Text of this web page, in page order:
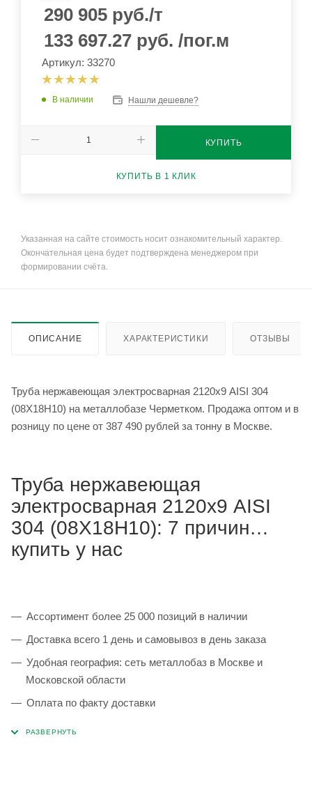
290 905 руб./т
133 697.27 руб. /пог.м
Артикул: 33270
В наличии Нашли дешевле?
КУПИТЬ
КУПИТЬ В 1 КЛИК
Указанная на сайте стоимость носит ознакомительный характер.
Окончательная цена будет подтверждена менеджером при
формировании счёта.
ОПИСАНИЕ ХАРАКТЕРИСТИКИ ОТЗЫВЫ
Труба нержавеющая электросварная 2120х9 AISI 304
(08Х18Н10) на металлобазе Черметком. Продажа оптом и в
розницу по цене от 387 490 рублей за тонну в Москве.
Труба нержавеющая
электросварная 2120х9 AISI
304 (08Х18Н10): 7 причин
купить у нас
Ассортимент более 25 000 позиций в наличии
Доставка всего 1 день и самовывоз в день заказа
Удобная география: сеть металлобаз в Москве и
Московской области
Оплата по факту доставки